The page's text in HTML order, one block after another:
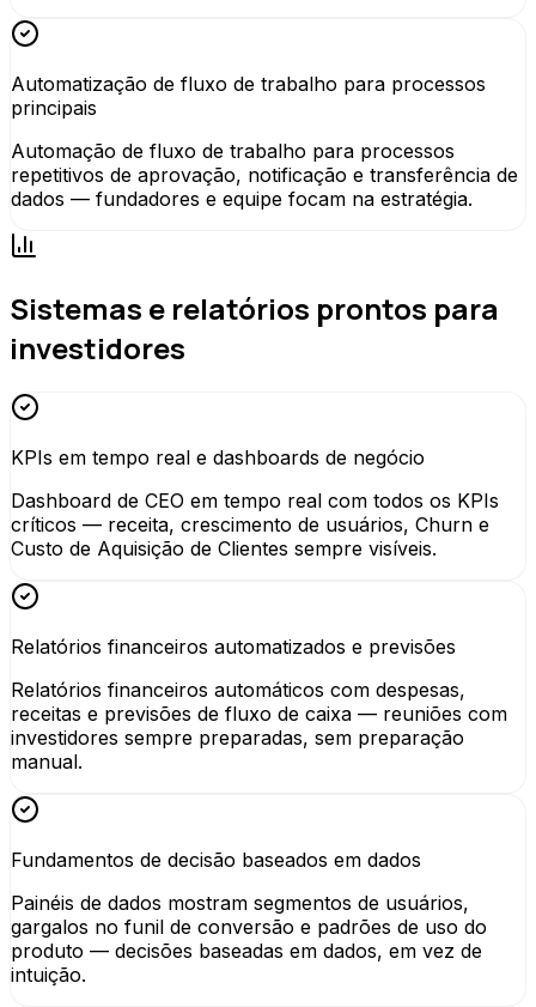
Automatização de fluxo de trabalho para processos
principais
Automação de fluxo de trabalho para processos
repetitivos de aprovação, notificação e transferência de
dados — fundadores e equipe focam na estratégia.
Sistemas e relatórios prontos para
investidores
KPIs em tempo real e dashboards de negócio
Dashboard de CEO em tempo real com todos os KPIs
críticos — receita, crescimento de usuários, Churn e
Custo de Aquisição de Clientes sempre visíveis.
Relatórios financeiros automatizados e previsões
Relatórios financeiros automáticos com despesas,
receitas e previsões de fluxo de caixa — reuniões com
investidores sempre preparadas, sem preparação
manual.
Fundamentos de decisão baseados em dados
Painéis de dados mostram segmentos de usuários,
gargalos no funil de conversão e padrões de uso do
produto — decisões baseadas em dados, em vez de
intuição.